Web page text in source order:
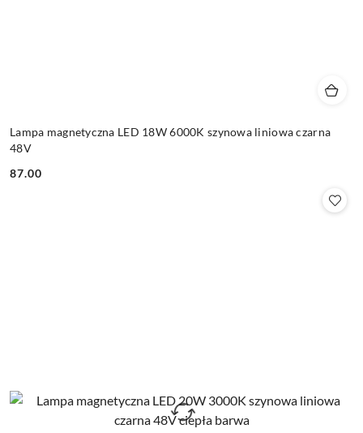
Lampa magnetyczna LED 18W 6000K szynowa liniowa czarna
48V
Cena:
87.00